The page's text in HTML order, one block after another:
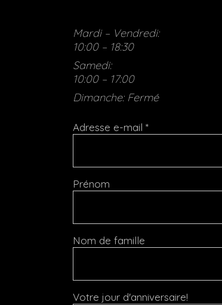
Mardi – Vendredi:
10:00 – 18:30
Samedi:
10:00 – 17:00
Dimanche: Fermé
Adresse e-mail *
Prénom
Nom de famille
Votre jour d'anniversaire!